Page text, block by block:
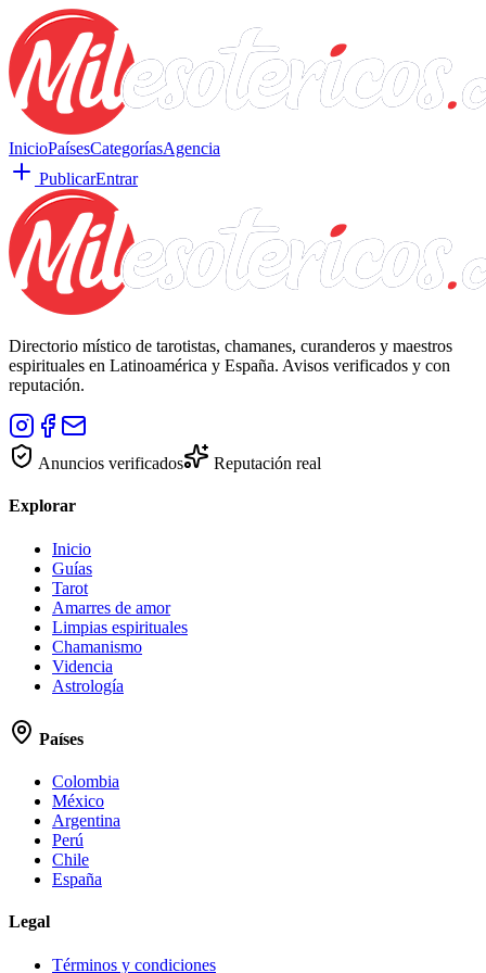
InicioPaísesCategoríasAgencia
PublicarEntrar
Directorio místico de tarotistas, chamanes, curanderos y maestros
espirituales en Latinoamérica y España. Avisos verificados y con
reputación.
Anuncios verificados Reputación real
Explorar
Inicio
Guías
Tarot
Amarres de amor
Limpias espirituales
Chamanismo
Videncia
Astrología
Países
Colombia
México
Argentina
Perú
Chile
España
Legal
Términos y condiciones